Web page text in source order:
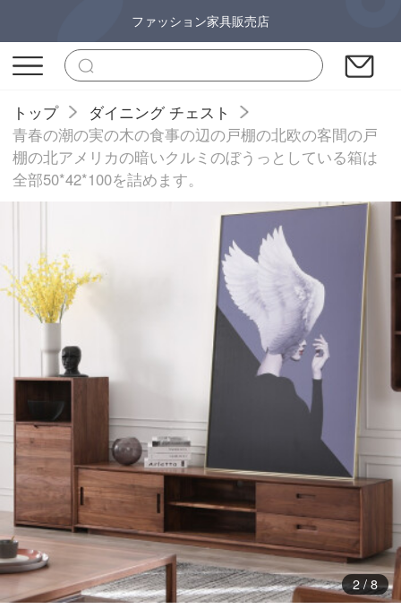
ファッション家具販売店
トップ
ダイニング チェスト
青春の潮の実の木の食事の辺の戸棚の北欧の客間の戸
棚の北アメリカの暗いクルミのぼうっとしている箱は
全部50*42*100を詰めます。
3/ 8